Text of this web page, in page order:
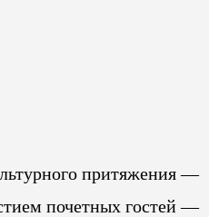
притяжения —
почетных гостей —